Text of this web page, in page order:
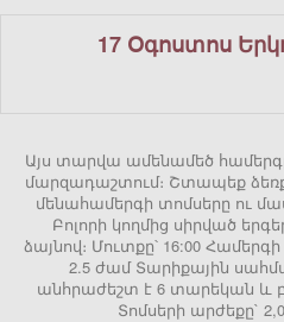
17 Օգոստոս
Այս տարվա ամենամեծ
մարզադաշտում։ Շտապեք ձեռք
մենահամերգի տոմսերը ու
Բոլորի կողմից սիրված
ձայնով։ Մուտքը՝ 16:00 Համերգի
2.5 ժամ Տարիքային
անհրաժեշտ է 6 տարեկան և
Տոմսերի արժեքը`